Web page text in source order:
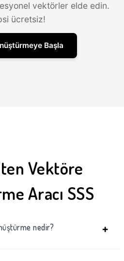
vektörler elde edin.
ücretsiz!
Başla
Vektöre
Aracı SSS
nedir? +